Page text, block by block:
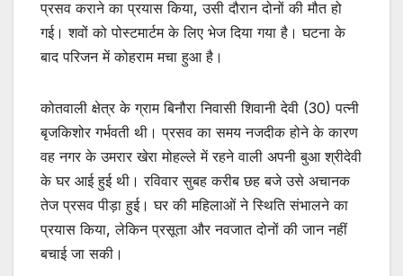
प्रसव कराने का प्रयास किया, उसी दौरान दोनों की मौत हो
गई। शवों को पोस्टमार्टम के लिए भेज दिया गया है। घटना के
बाद परिजन में कोहराम मचा हुआ है।
कोतवाली क्षेत्र के ग्राम बिनौरा निवासी शिवानी देवी (30) पत्नी
बृजकिशोर गर्भवती थी। प्रसव का समय नजदीक होने के कारण
वह नगर के उमरार खेरा मोहल्ले में रहने वाली अपनी बुआ श्रीदेवी
के घर आई हुई थी। रविवार सुबह करीब छह बजे उसे अचानक
तेज प्रसव पीड़ा हुई। घर की महिलाओं ने स्थिति संभालने का
प्रयास किया, लेकिन प्रसूता और नवजात दोनों की जान नहीं
बचाई जा सकी।